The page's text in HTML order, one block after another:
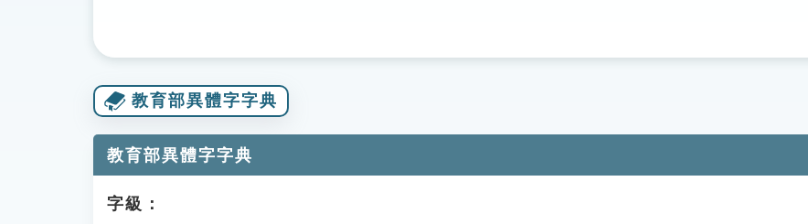
教育部異體字字典
教育部異體字字典
字級：